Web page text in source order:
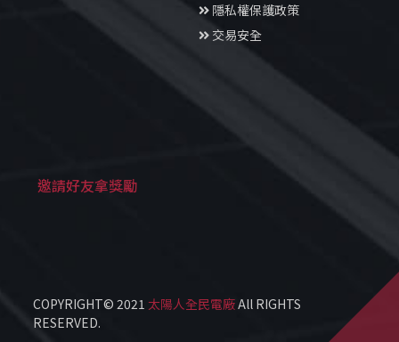
隱私權保護政策
交易安全
邀請好友拿獎勵
COPYRIGHT© 2021 太陽人全民電廠All RIGHTS
RESERVED.